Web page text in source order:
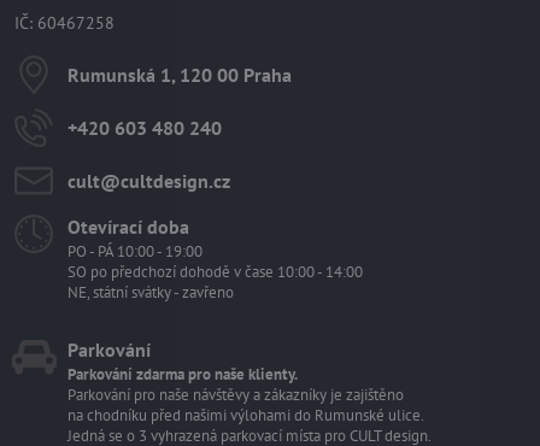
IČ: 60467258
Rumunská 1, 120 00 Praha
+420 603 480 240
cult​@cultdesign​.cz
Otevírací doba
PO - PÁ 10:00 - 19:00
SO po předchozí dohodě v čase 10:00 - 14:00
NE, státní svátky - zavřeno
Parkování
Parkování zdarma pro naše klienty.
Parkování pro naše návštěvy a zákazníky je zajištěno
na chodníku před našimi výlohami do Rumunské ulice.
Jedná se o 3 vyhrazená parkovací místa pro CULT design.